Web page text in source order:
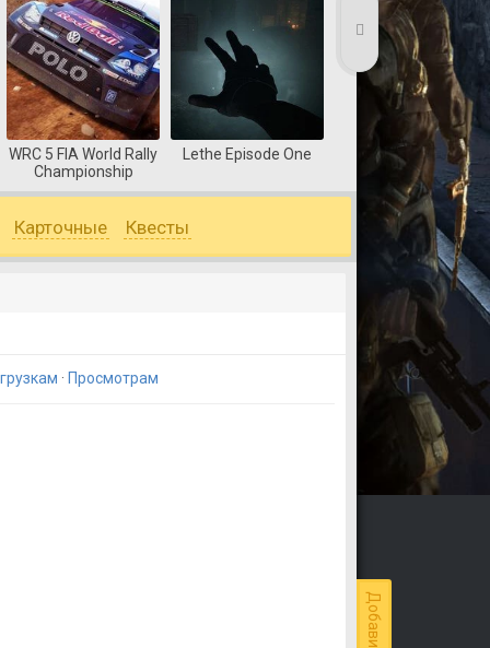
WRC 5 FIA World Rally
Championship
Lethe Episode One Coast Guard
Карточные Квесты
· Просмотрам